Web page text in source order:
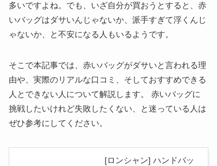
多いですよね。でも、いざ自分が買おうとすると、赤
いバッグはダサいんじゃないか、派手すぎて浮くんじ
ゃないか、と不安になる人もいるようです。
そこで本記事では、赤いバッグがダサいと言われる理
由や、実際のリアルな口コミ、そしておすすめできる
人とできない人について解説します。 赤いバッグに
挑戦したいけれど失敗したくない、と迷っている人は
ぜひ参考にしてください。
[ロンシャン] ハンドバッ